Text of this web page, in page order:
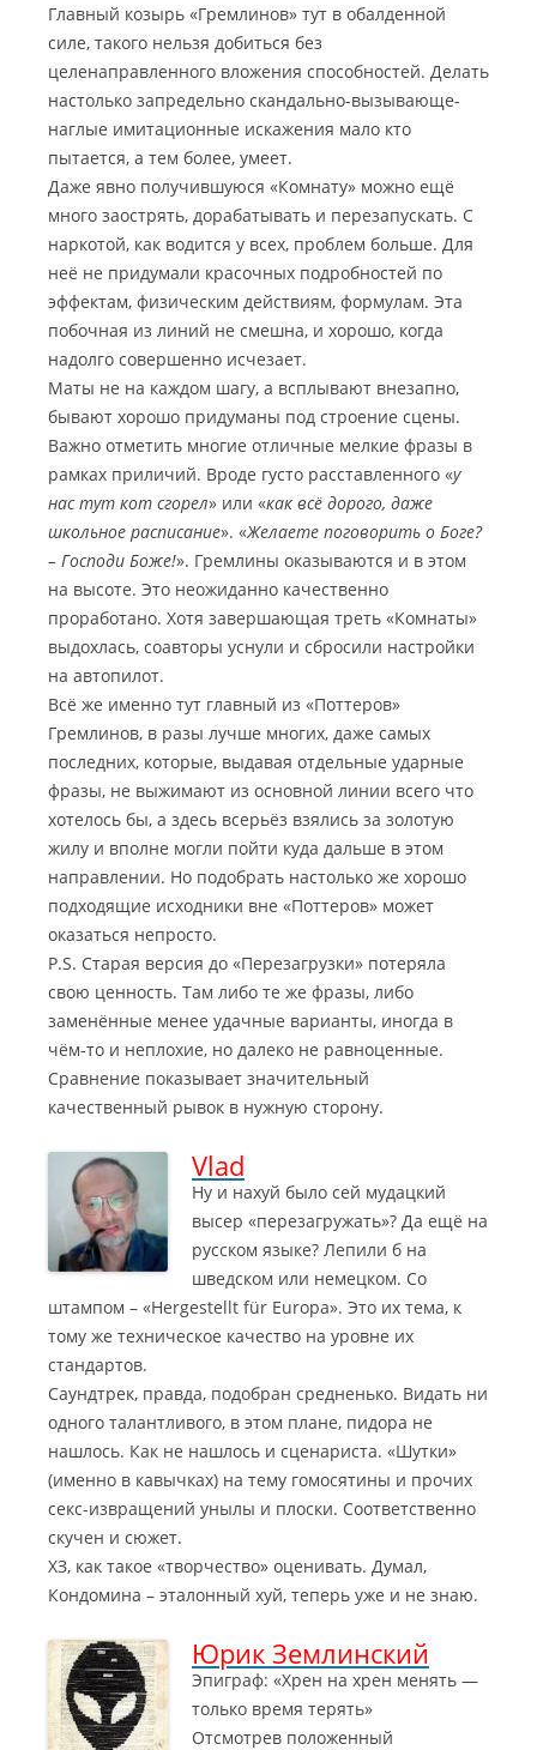
Главный козырь «Гремлинов» тут в обалденной
силе, такого нельзя добиться без
целенаправленного вложения способностей. Делать
настолько запредельно скандально-вызывающе-
наглые имитационные искажения мало кто
пытается, а тем более, умеет.
Даже явно получившуюся «Комнату» можно ещё
много заострять, дорабатывать и перезапускать. С
наркотой, как водится у всех, проблем больше. Для
неё не придумали красочных подробностей по
эффектам, физическим действиям, формулам. Эта
побочная из линий не смешна, и хорошо, когда
надолго совершенно исчезает.
Маты не на каждом шагу, а всплывают внезапно,
бывают хорошо придуманы под строение сцены.
Важно отметить многие отличные мелкие фразы в
рамках приличий. Вроде густо расставленного «у
нас тут кот сгорел» или «как всё дорого, даже
школьное расписание». «Желаете поговорить о Боге?
– Господи Боже!». Гремлины оказываются и в этом
на высоте. Это неожиданно качественно
проработано. Хотя завершающая треть «Комнаты»
выдохлась, соавторы уснули и сбросили настройки
на автопилот.
Всё же именно тут главный из «Поттеров»
Гремлинов, в разы лучше многих, даже самых
последних, которые, выдавая отдельные ударные
фразы, не выжимают из основной линии всего что
хотелось бы, а здесь всерьёз взялись за золотую
жилу и вполне могли пойти куда дальше в этом
направлении. Но подобрать настолько же хорошо
подходящие исходники вне «Поттеров» может
оказаться непросто.
P.S. Старая версия до «Перезагрузки» потеряла
свою ценность. Там либо те же фразы, либо
заменённые менее удачные варианты, иногда в
чём-то и неплохие, но далеко не равноценные.
Сравнение показывает значительный
качественный рывок в нужную сторону.
Vlad
Ну и нахуй было сей мудацкий
высер «перезагружать»? Да ещё на
русском языке? Лепили б на
шведском или немецком. Со
штампом – «Нergestellt für Europa». Это их тема, к
тому же техническое качество на уровне их
стандартов.
Саундтрек, правда, подобран средненько. Видать ни
одного талантливого, в этом плане, пидора не
нашлось. Как не нашлось и сценариста. «Шутки»
(именно в кавычках) на тему гомосятины и прочих
секс-извращений унылы и плоски. Соответственно
скучен и сюжет.
ХЗ, как такое «творчество» оценивать. Думал,
Кондомина – эталонный хуй, теперь уже и не знаю.
Юрик Землинский
Эпиграф: «Хрен на хрен менять —
только время терять»
Отсмотрев положенный